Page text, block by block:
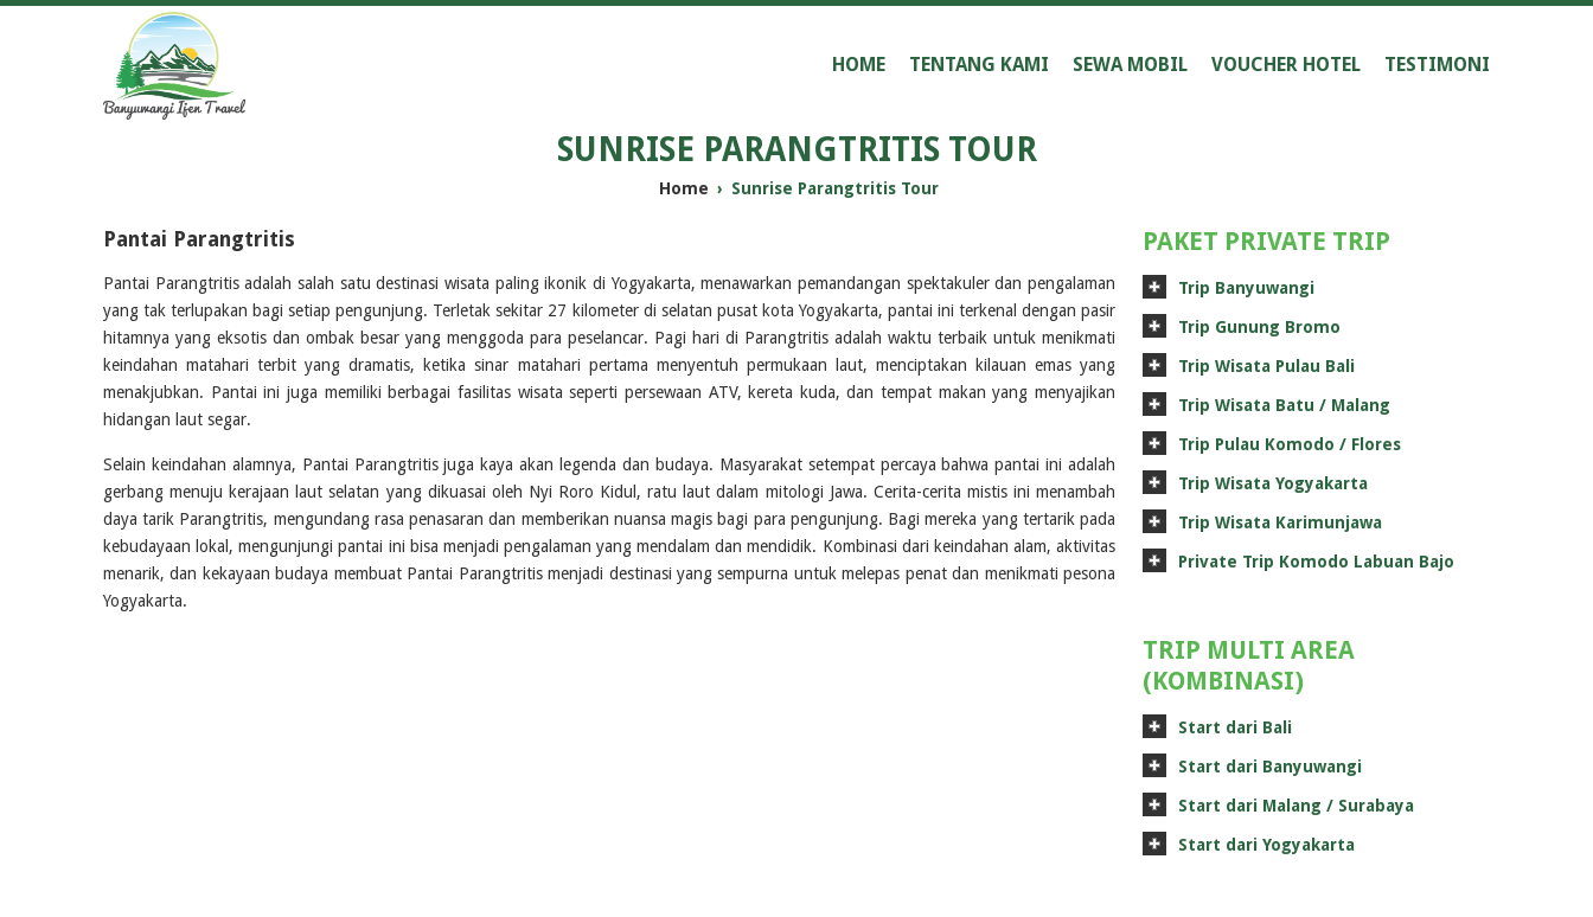
HOME TENTANG KAMI SEWA MOBIL VOUCHER HOTEL TESTIMONI
SUNRISE PARANGTRITIS TOUR
Home › Sunrise Parangtritis Tour
Pantai Parangtritis
Pantai Parangtritis adalah salah satu destinasi wisata paling ikonik di Yogyakarta, menawarkan pemandangan spektakuler dan pengalaman
yang tak terlupakan bagi setiap pengunjung. Terletak sekitar 27 kilometer di selatan pusat kota Yogyakarta, pantai ini terkenal dengan pasir
hitamnya yang eksotis dan ombak besar yang menggoda para peselancar. Pagi hari di Parangtritis adalah waktu terbaik untuk menikmati
keindahan matahari terbit yang dramatis, ketika sinar matahari pertama menyentuh permukaan laut, menciptakan kilauan emas yang
menakjubkan. Pantai ini juga memiliki berbagai fasilitas wisata seperti persewaan ATV, kereta kuda, dan tempat makan yang menyajikan
hidangan laut segar.
Selain keindahan alamnya, Pantai Parangtritis juga kaya akan legenda dan budaya. Masyarakat setempat percaya bahwa pantai ini adalah
gerbang menuju kerajaan laut selatan yang dikuasai oleh Nyi Roro Kidul, ratu laut dalam mitologi Jawa. Cerita-cerita mistis ini menambah
daya tarik Parangtritis, mengundang rasa penasaran dan memberikan nuansa magis bagi para pengunjung. Bagi mereka yang tertarik pada
kebudayaan lokal, mengunjungi pantai ini bisa menjadi pengalaman yang mendalam dan mendidik. Kombinasi dari keindahan alam, aktivitas
menarik, dan kekayaan budaya membuat Pantai Parangtritis menjadi destinasi yang sempurna untuk melepas penat dan menikmati pesona
Yogyakarta.
PAKET PRIVATE TRIP
Trip Banyuwangi
Trip Gunung Bromo
Trip Wisata Pulau Bali
Trip Wisata Batu / Malang
Trip Pulau Komodo / Flores
Trip Wisata Yogyakarta
Trip Wisata Karimunjawa
Private Trip Komodo Labuan Bajo
TRIP MULTI AREA
(KOMBINASI)
Start dari Bali
Start dari Banyuwangi
Start dari Malang / Surabaya
Start dari Yogyakarta